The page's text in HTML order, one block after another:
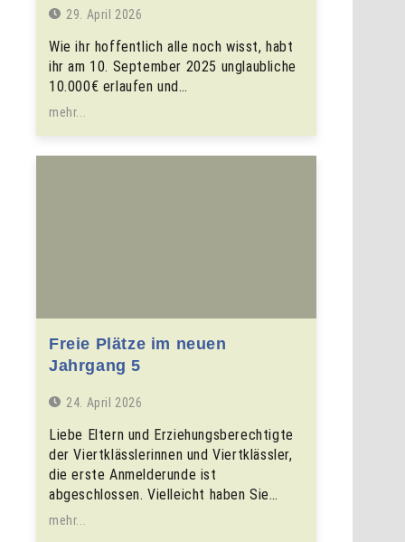
29. April 2026
Wie ihr hoffentlich alle noch wisst, habt
ihr am 10. September 2025 unglaubliche
10.000€ erlaufen und…
mehr...
Freie Plätze im neuen
Jahrgang 5
24. April 2026
Liebe Eltern und Erziehungsberechtigte
der Viertklässlerinnen und Viertklässler,
die erste Anmelderunde ist
abgeschlossen. Vielleicht haben Sie…
mehr...